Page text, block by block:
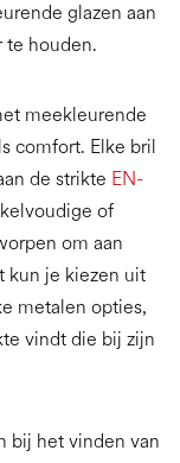
glazen aan
te houden.
meekleurende
comfort. Elke bril
de strikte EN-
of
om aan
kun je kiezen uit
metalen opties,
vindt die bij zijn
bij het vinden van